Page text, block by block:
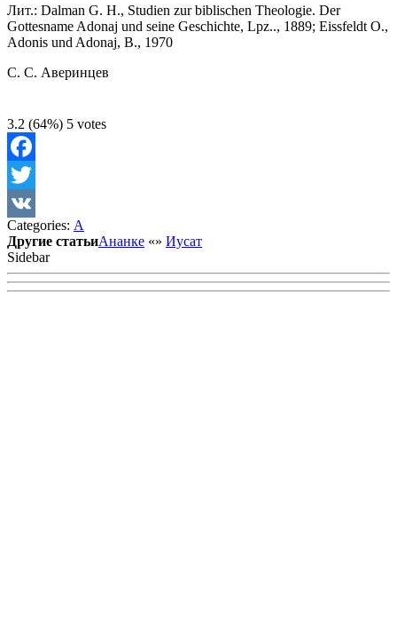
Лит.: Dalman G. H., Studien zur biblischen Theologie. Der
Gottesname Adonaj und seine Geschichte, Lpz.., 1889; Eissfeldt O.,
Adonis und Adonaj, B., 1970
C. С. Aверинцев
3.2 (64%) 5 votes
Facebook
Twitter
VK
Categories: А
Другие статьиАнанке «» Иусат
Sidebar